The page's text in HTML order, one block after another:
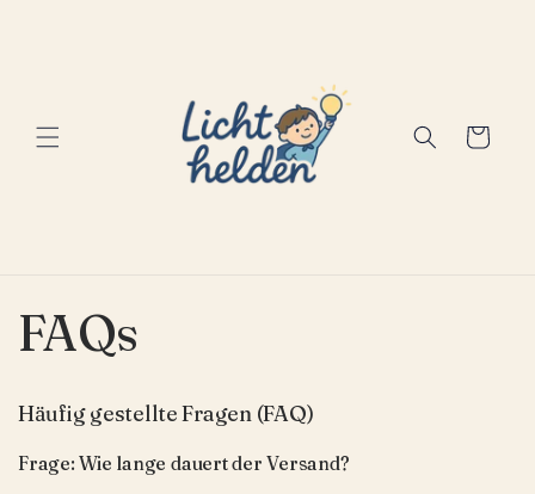
Warenkorb
FAQs
Häufig gestellte Fragen (FAQ)
Frage: Wie lange dauert der Versand?